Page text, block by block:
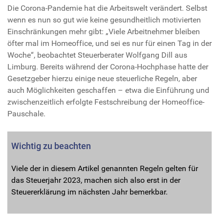
Die Corona-Pandemie hat die Arbeitswelt verändert. Selbst
wenn es nun so gut wie keine gesundheitlich motivierten
Einschränkungen mehr gibt: „Viele Arbeitnehmer bleiben
öfter mal im Homeoffice, und sei es nur für einen Tag in der
Woche“, beobachtet Steuerberater Wolfgang Dill aus
Limburg. Bereits während der Corona-Hochphase hatte der
Gesetzgeber hierzu einige neue steuerliche Regeln, aber
auch Möglichkeiten geschaffen – etwa die Einführung und
zwischenzeitlich erfolgte Festschreibung der Homeoffice-
Pauschale.
Wichtig zu beachten
Viele der in diesem Artikel genannten Regeln gelten für
das Steuerjahr 2023, machen sich also erst in der
Steuererklärung im nächsten Jahr bemerkbar.